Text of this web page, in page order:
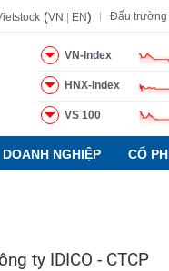
(VN EN) Đấu trường
VN-Index
HNX-Index
VS 100
DOANH NGHIỆP CỔ
ty IDICO - CTCP
Mã chứng khoán